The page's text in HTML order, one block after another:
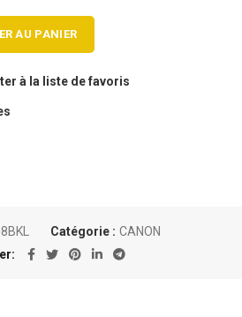
AU PANIER
à la liste de favoris
Catégorie : CANON